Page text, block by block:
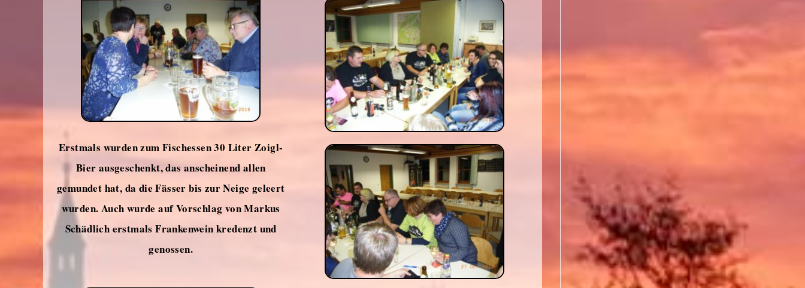
Erstmals wurden zum Fischessen 30 Liter Zoigl-
Bier ausgeschenkt, das anscheinend allen
gemundet hat, da die Fässer bis zur Neige geleert
wurden. Auch wurde auf Vorschlag von Markus
Schädlich erstmals Frankenwein kredenzt und
genossen.